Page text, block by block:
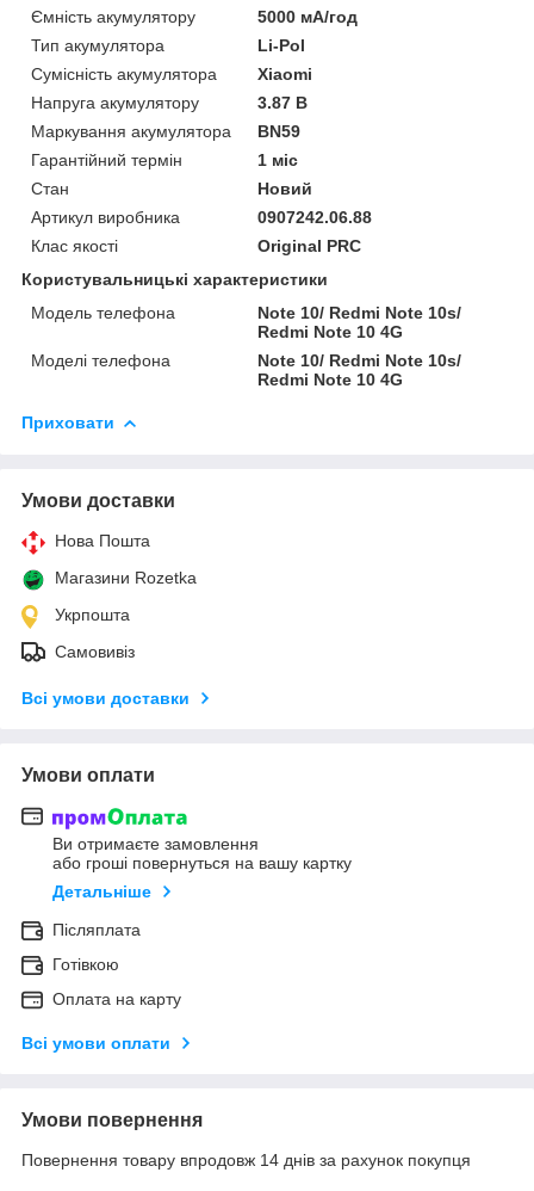
Ємність акумулятору
5000 мА/год
Тип акумулятора
Li-Pol
Сумісність акумулятора
Xiaomi
Напруга акумулятору
3.87 В
Маркування акумулятора
BN59
Гарантійний термін
1 міс
Стан
Новий
Артикул виробника
0907242.06.88
Клас якості
Original PRC
Користувальницькі характеристики
Модель телефона
Note 10/ Redmi Note 10s/
Redmi Note 10 4G
Моделі телефона
Note 10/ Redmi Note 10s/
Redmi Note 10 4G
Приховати
Умови доставки
Нова Пошта
Магазини Rozetka
Укрпошта
Самовивіз
Всі умови доставки
Умови оплати
Ви отримаєте замовлення
або гроші повернуться на вашу картку
Детальніше
Післяплата
Готівкою
Оплата на карту
Всі умови оплати
Умови повернення
Повернення товару впродовж 14 днів за рахунок покупця